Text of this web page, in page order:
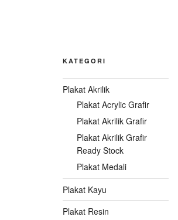
KATEGORI
Plakat Akrilik
Plakat Acrylic Grafir
Plakat Akrilik Grafir
Plakat Akrilik Grafir
Ready Stock
Plakat Medali
Plakat Kayu
Plakat Resin